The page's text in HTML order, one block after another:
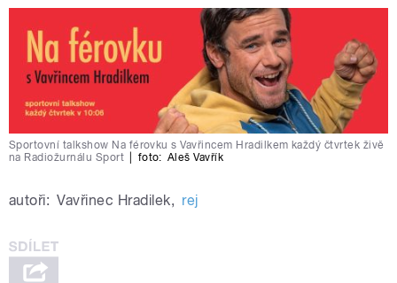
Sportovní talkshow Na férovku s Vavřincem Hradilkem každý čtvrtek živě
na Radiožurnálu Sport
foto: Aleš Vavřík
autoři: Vavřinec Hradilek, rej